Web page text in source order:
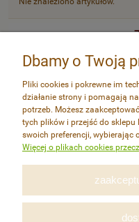
Pracownia Papieru
Dbamy o Twoją
Pliki cookies i pokrewne im
działanie strony i pomagają
potrzeb. Możesz
tych plików i przejść do
swoich preferencji, wybierając
Więcej o plikach cookies